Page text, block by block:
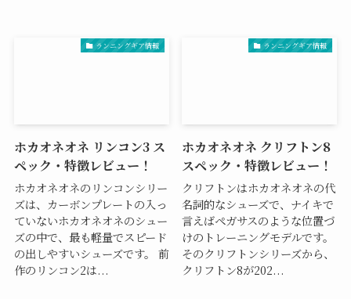
ランニングギア情報
ホカオネオネ リンコン3 ス
ペック・特徴レビュー！
ホカオネオネのリンコンシリー
ズは、カーボンプレートの入っ
ていないホカオネオネのシュー
ズの中で、最も軽量でスピード
の出しやすいシューズです。 前
作のリンコン2は...
ランニングギア情報
ホカオネオネ クリフトン8
スペック・特徴レビュー！
クリフトンはホカオネオネの代
名詞的なシューズで、ナイキで
言えばペガサスのような位置づ
けのトレーニングモデルです。
そのクリフトンシリーズから、
クリフトン8が202...